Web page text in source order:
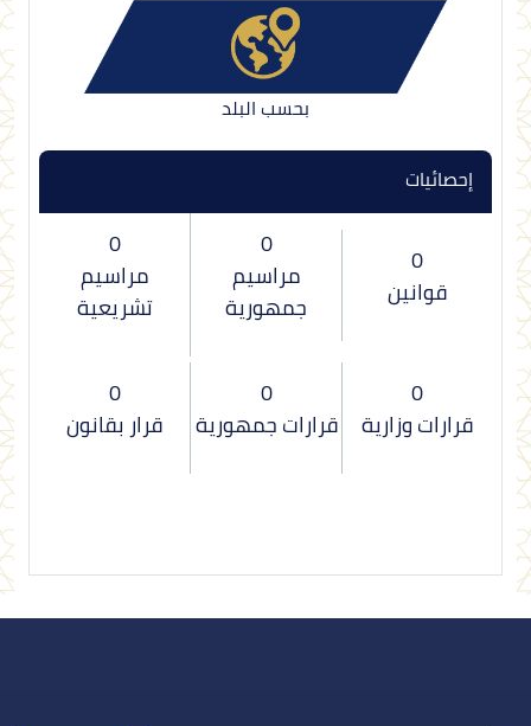
بحسب البلد
إحصائيات
0
قوانين
0
مراسيم
جمهورية
0
مراسيم
تشريعية
0
قرارات وزارية
0
قرارات جمهورية
0
قرار بقانون